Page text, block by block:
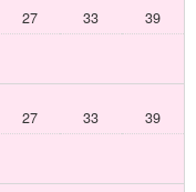
27 33 39
27 33 39